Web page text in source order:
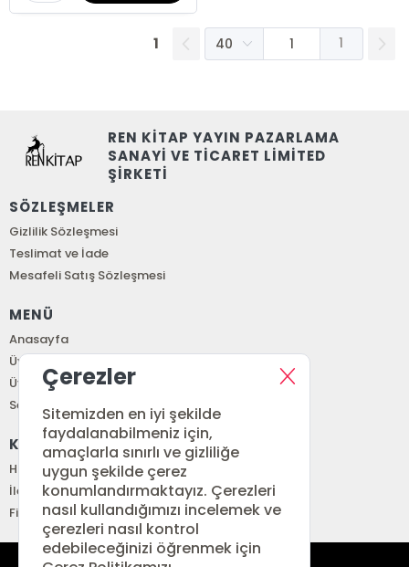
1 1
REN KİTAP YAYIN PAZARLAMA
SANAYİ VE TİCARET LİMİTED
ŞİRKETİ
SÖZLEŞMELER
Gizlilik Sözleşmesi
Teslimat ve İade
Mesafeli Satış Sözleşmesi
MENÜ
Anasayfa
Üye Girişi
Üye Ol
Sepetim
KURUMSAL
Hakkımızda
İletişim
Fiyat Listesi
Çerezler
Sitemizden en iyi şekilde
faydalanabilmeniz için,
amaçlarla sınırlı ve gizliliğe
uygun şekilde çerez
konumlandırmaktayız. Çerezleri
nasıl kullandığımızı incelemek ve
çerezleri nasıl kontrol
edebileceğinizi öğrenmek için